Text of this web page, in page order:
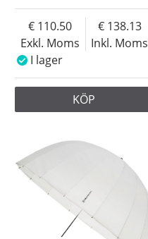
Exkl. Moms
110.50
Inkl. Moms
138.13
I lager
KÖP